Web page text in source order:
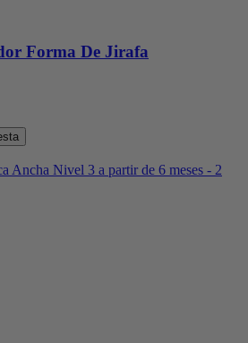
Forma De Jirafa